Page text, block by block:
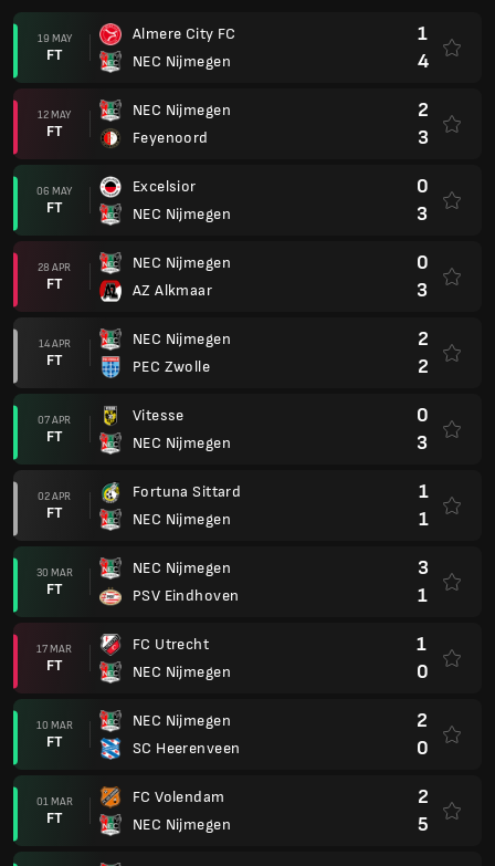
19 MAY
FT
Almere City FC
NEC Nijmegen
1
4
12 MAY
FT
NEC Nijmegen
Feyenoord
2
3
06 MAY
FT
Excelsior
NEC Nijmegen
0
3
28 APR
FT
NEC Nijmegen
AZ Alkmaar
0
3
14 APR
FT
NEC Nijmegen
PEC Zwolle
2
2
07 APR
FT
Vitesse
NEC Nijmegen
0
3
02 APR
FT
Fortuna Sittard
NEC Nijmegen
1
1
30 MAR
FT
NEC Nijmegen
PSV Eindhoven
3
1
17 MAR
FT
FC Utrecht
NEC Nijmegen
1
0
10 MAR
FT
NEC Nijmegen
SC Heerenveen
2
0
01 MAR
FT
FC Volendam
NEC Nijmegen
2
5